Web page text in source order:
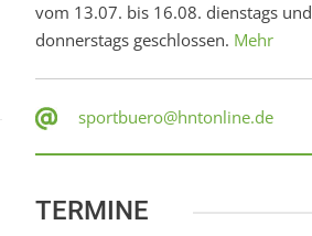
vom 13.07. bis 16.08. dienstags und
donnerstags geschlossen. Mehr
sportbuero@hntonline.de
TERMINE